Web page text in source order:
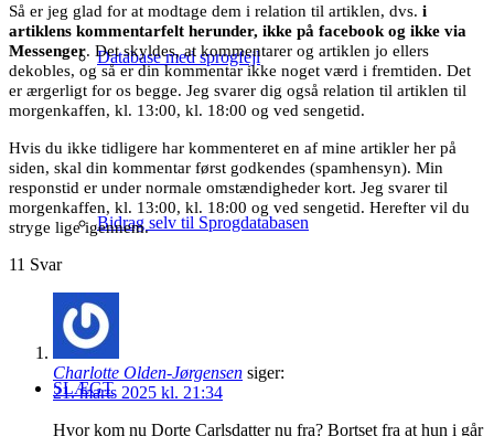
Database med sprogfejl
Bidrag selv til Sprogdatabasen
SLÆGT
Så er jeg glad for at modtage dem i relation til artiklen, dvs. i
artiklens kommentarfelt herunder, ikke på facebook og ikke via
Messenger. Det skyldes, at kommentarer og artiklen jo ellers
dekobles, og så er din kommentar ikke noget værd i fremtiden. Det
er ærgerligt for os begge. Jeg svarer dig også relation til artiklen til
morgenkaffen, kl. 13:00, kl. 18:00 og ved sengetid.
Hvis du ikke tidligere har kommenteret en af mine artikler her på
siden, skal din kommentar først godkendes (spamhensyn). Min
responstid er under normale omstændigheder kort. Jeg svarer til
morgenkaffen, kl. 13:00, kl. 18:00 og ved sengetid. Herefter vil du
stryge lige igennem.
11 Svar
Charlotte Olden-Jørgensen siger:
21. marts 2025 kl. 21:34
Hvor kom nu Dorte Carlsdatter nu fra? Bortset fra at hun i går